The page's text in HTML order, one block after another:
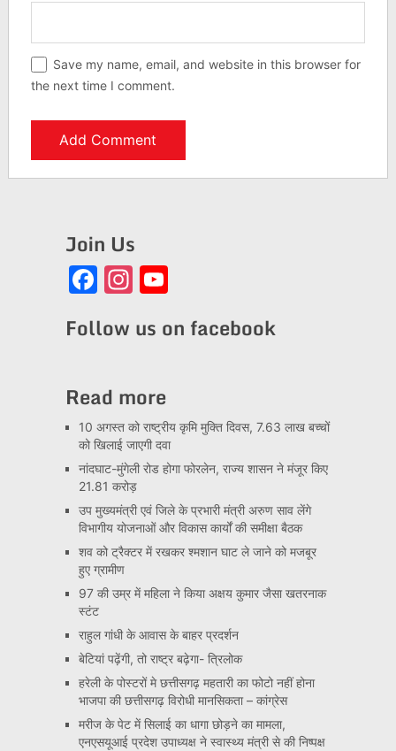
Save my name, email, and website in this browser for
the next time I comment.
Join Us
Facebook
Instagram
YouTube
Follow us on facebook
Read more
10 अगस्त को राष्ट्रीय कृमि मुक्ति दिवस, 7.63 लाख बच्चों
को खिलाई जाएगी दवा
नांदघाट-मुंगेली रोड होगा फोरलेन, राज्य शासन ने मंजूर किए
21.81 करोड़
उप मुख्यमंत्री एवं जिले के प्रभारी मंत्री अरुण साव लेंगे
विभागीय योजनाओं और विकास कार्यों की समीक्षा बैठक
शव को ट्रैक्टर में रखकर श्मशान घाट ले जाने को मजबूर
हुए ग्रामीण
97 की उम्र में महिला ने किया अक्षय कुमार जैसा खतरनाक
स्टंट
राहुल गांधी के आवास के बाहर प्रदर्शन
बेटियां पढ़ेंगी, तो राष्ट्र बढ़ेगा- त्रिलोक
हरेली के पोस्टरों मे छत्तीसगढ़ महतारी का फोटो नहीं होना
भाजपा की छत्तीसगढ़ विरोधी मानसिकता – कांग्रेस
मरीज के पेट में सिलाई का धागा छोड़ने का मामला,
एनएसयूआई प्रदेश उपाध्यक्ष ने स्वास्थ्य मंत्री से की निष्पक्ष